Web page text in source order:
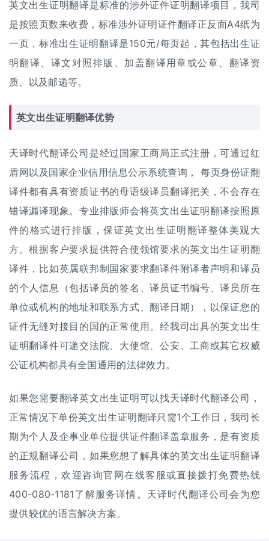
英文出生证明翻译是标准的涉外证件证明翻译项目，我司
是按照页数来收费，标准涉外证明证件翻译正反面A4纸为
一页，标准出生证明翻译是150元/每页起，其包括出生证
明翻译、译文对照排版、加盖翻译用章或公章、翻译资
质、以及邮递等。
英文出生证明翻译优势
天译时代翻译公司是经过国家工商局正式注册，可通过红
盾网以及国家企业信用信息公示系统查询， 每页身份证翻
译件都有具有资质证书的母语级译员翻译把关，不会存在
错译漏译现象。专业排版师会将英文出生证明翻译按照原
件的格式进行排版，保证英文出生证明翻译整体美观大
方。根据客户要求提供符合使领馆要求的英文出生证明翻
译件，比如英属联邦制国家要求翻译件附译者声明和译员
的个人信息（包括译员的签名、译员证书编号、译员所在
单位或机构的地址和联系方式、翻译日期），以保证您的
证件无缝对接目的国的正常使用。经我司出具的英文出生
证明翻译件可递交法院、大使馆、公安、工商或其它权威
公证机构都具有全国通用的法律效力。
如果您需要翻译英文出生证明可以找天译时代翻译公司，
正常情况下单份英文出生证明翻译只需1个工作日，我司长
期为个人及企事业单位提供证件翻译盖章服务，是有资质
的正规翻译公司，如果您想了解具体的英文出生证明翻译
服务流程，欢迎咨询官网在线客服或直接拨打免费热线
400-080-1181了解服务详情。天译时代翻译公司会为您
提供较优的语言解决方案。